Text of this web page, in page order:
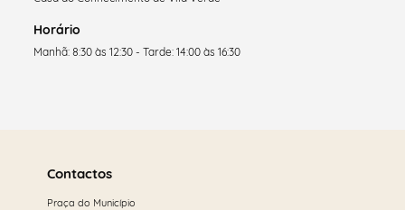
Horário
Manhã: 8:30 às 12:30 - Tarde: 14:00 às 16:30
maisContactos
Praça do Município